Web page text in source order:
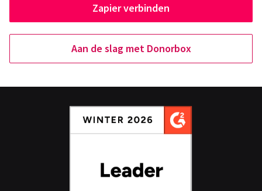
Zapier verbinden
Aan de slag met Donorbox